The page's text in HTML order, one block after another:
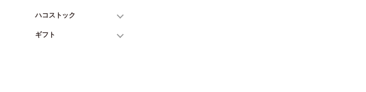
ハコストック
ギフト